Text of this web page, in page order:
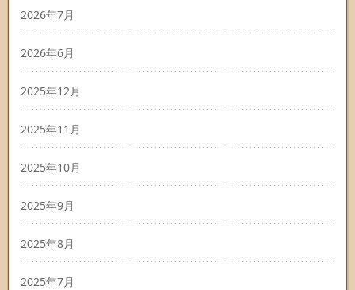
2026年7月
2026年6月
2025年12月
2025年11月
2025年10月
2025年9月
2025年8月
2025年7月